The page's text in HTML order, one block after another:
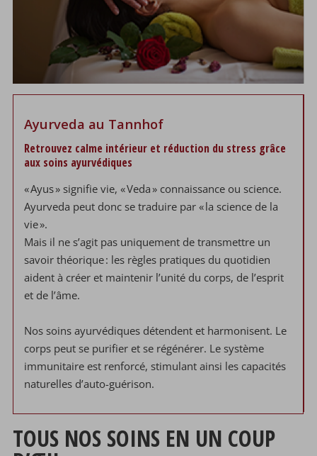
Ayurveda au Tannhof
Retrouvez calme intérieur et réduction du stress grâce
aux soins ayurvédiques
« Ayus » signifie vie, « Veda » connaissance ou science.
Ayurveda peut donc se traduire par « la science de la
vie ».
Mais il ne s’agit pas uniquement de transmettre un
savoir théorique : les règles pratiques du quotidien
aident à créer et maintenir l’unité du corps, de l’esprit
et de l’âme.
Nos soins ayurvédiques détendent et harmonisent. Le
corps peut se purifier et se régénérer. Le système
immunitaire est renforcé, stimulant ainsi les capacités
naturelles d’auto-guérison.
TOUS NOS SOINS EN UN COUP